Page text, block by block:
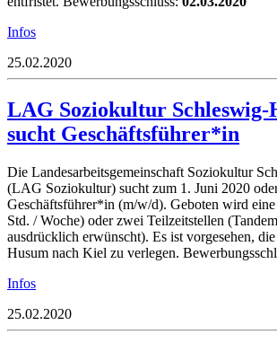
Infos
25.02.2020
LAG Soziokultur Schleswig-
sucht Geschäftsführer*in
Die Landesarbeitsgemeinschaft Soziokultur
(LAG Soziokultur) sucht zum 1. Juni 2020
Geschäftsführer*in (m/w/d). Geboten wird
Std. / Woche) oder zwei Teilzeitstellen
ausdrücklich erwünscht). Es ist vorgesehen,
Husum nach Kiel zu verlegen.
Infos
25.02.2020